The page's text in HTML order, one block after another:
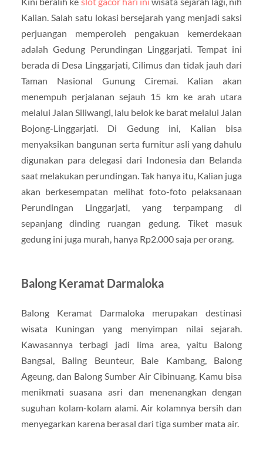
Kalian. Salah satu lokasi bersejarah yang menjadi saksi
perjuangan memperoleh pengakuan kemerdekaan
adalah Gedung Perundingan Linggarjati. Tempat ini
berada di Desa Linggarjati, Cilimus dan tidak jauh dari
Taman Nasional Gunung Ciremai. Kalian akan
menempuh perjalanan sejauh 15 km ke arah utara
melalui Jalan Siliwangi, lalu belok ke barat melalui Jalan
Bojong-Linggarjati. Di Gedung ini, Kalian bisa
menyaksikan bangunan serta furnitur asli yang dahulu
digunakan para delegasi dari Indonesia dan Belanda
saat melakukan perundingan. Tak hanya itu, Kalian juga
akan berkesempatan melihat foto-foto pelaksanaan
Perundingan Linggarjati, yang terpampang di
sepanjang dinding ruangan gedung. Tiket masuk
gedung ini juga murah, hanya Rp2.000 saja per orang.
Balong Keramat Darmaloka
Balong Keramat Darmaloka merupakan destinasi
wisata Kuningan yang menyimpan nilai sejarah.
Kawasannya terbagi jadi lima area, yaitu Balong
Bangsal, Baling Beunteur, Bale Kambang, Balong
Ageung, dan Balong Sumber Air Cibinuang. Kamu bisa
menikmati suasana asri dan menenangkan dengan
suguhan kolam-kolam alami. Air kolamnya bersih dan
menyegarkan karena berasal dari tiga sumber mata air.